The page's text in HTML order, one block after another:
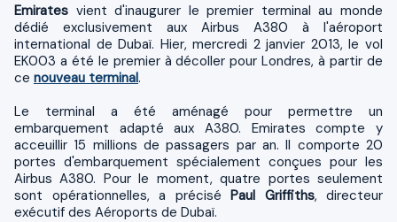
Emirates vient d'inaugurer le premier terminal au monde
dédié exclusivement aux Airbus A380 à l'aéroport
international de Dubaï. Hier, mercredi 2 janvier 2013, le vol
EK003 a été le premier à décoller pour Londres, à partir de
ce nouveau terminal.
Le terminal a été aménagé pour permettre un
embarquement adapté aux A380. Emirates compte y
acceuillir 15 millions de passagers par an. Il comporte 20
portes d'embarquement spécialement conçues pour les
Airbus A380. Pour le moment, quatre portes seulement
sont opérationnelles, a précisé Paul Griffiths, directeur
exécutif des Aéroports de Dubaï.